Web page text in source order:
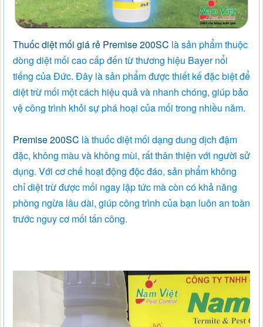
Thuốc diệt mối giá rẻ Premise 200SC là sản phẩm thuộc
dòng diệt mối cao cấp đến từ thương hiệu Bayer nổi
tiếng của Đức. Đây là sản phẩm được thiết kế đặc biệt để
diệt trừ mối một cách hiệu quả và nhanh chóng, giúp bảo
vệ công trình khỏi sự phá hoại của mối trong nhiều năm.
Premise 200SC là thuốc diệt mối dạng dung dịch đậm
đặc, không màu và không mùi, rất thân thiện với người sử
dụng. Với cơ chế hoạt động độc đáo, sản phẩm không
chỉ diệt trừ được mối ngay lập tức mà còn có khả năng
phòng ngừa lâu dài, giúp công trình của bạn luôn an toàn
trước nguy cơ mối tấn công.